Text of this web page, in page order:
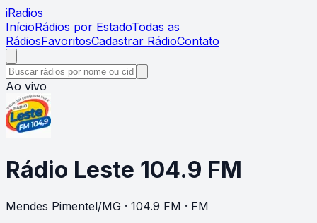
iRadios
InícioRádios por EstadoTodas as
RádiosFavoritosCadastrar RádioContato
Ao vivo
Rádio Leste 104.9 FM
Mendes Pimentel/MG · 104.9 FM · FM